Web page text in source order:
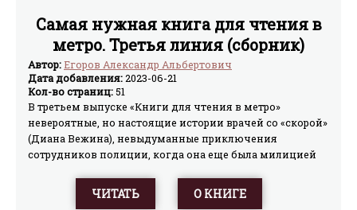
Самая нужная книга для чтения в
метро. Третья линия (сборник)
Автор:Егоров Александр Альбертович
Дата добавления:2023-06-21
Кол-во страниц: 51
В третьем выпуске «Книги для чтения в метро»
невероятные, но настоящие истории врачей со «скорой»
(Диана Вежина), невыдуманные приключения
сотрудников полиции, когда она еще была милицией
неверности» (Александр Егоров), фрагмент романа,
написанного компьютером, и многое другое. Не
ЧИТАТЬ О КНИГЕ